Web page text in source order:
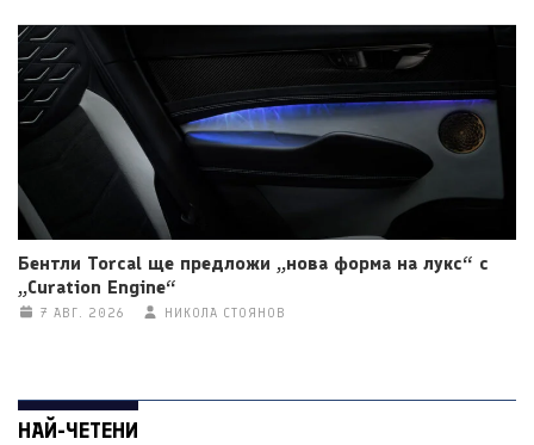
Бентли Torcal ще предложи „нова форма на лукс“ с
„Curation Engine“
7 АВГ. 2026 НИКОЛА СТОЯНОВ
НАЙ-ЧЕТЕНИ